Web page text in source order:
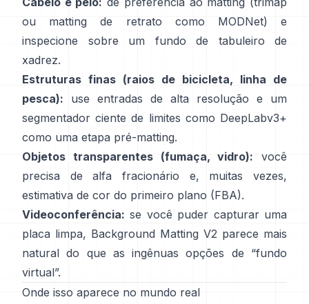
ou matting de retrato como
MODNet) e
inspecione sobre um fundo de tabuleiro de
xadrez.
Estruturas finas (raios de bicicleta, linha de
pesca): use entradas de alta resolução e um
segmentador ciente de limites como DeepLabv3+
como uma etapa pré-matting.
Objetos transparentes (fumaça, vidro): você
precisa de alfa fracionário e, muitas vezes,
estimativa de cor do primeiro plano (FBA).
Videoconferência: se você puder capturar uma
placa limpa, Background Matting V2 parece mais
natural do que as ingênuas opções de “fundo
virtual”.
Onde isso aparece no mundo real